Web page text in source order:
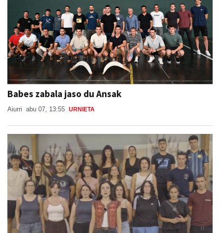
Babes zabala jaso du Ansak
Aiurri abu 07, 13:55 URNIETA